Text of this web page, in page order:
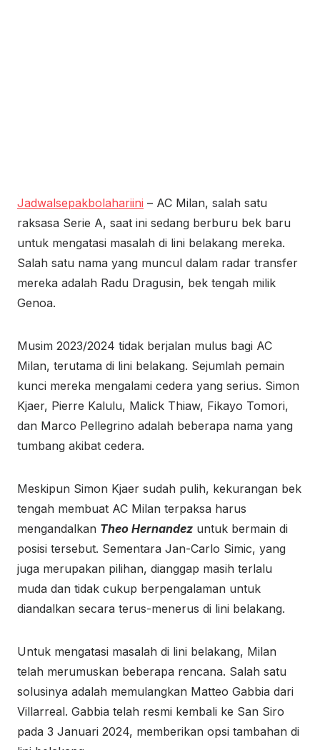
Jadwalsepakbolahariini – AC Milan, salah satu
raksasa Serie A, saat ini sedang berburu bek baru
untuk mengatasi masalah di lini belakang mereka.
Salah satu nama yang muncul dalam radar transfer
mereka adalah Radu Dragusin, bek tengah milik
Genoa.
Musim 2023/2024 tidak berjalan mulus bagi AC
Milan, terutama di lini belakang. Sejumlah pemain
kunci mereka mengalami cedera yang serius. Simon
Kjaer, Pierre Kalulu, Malick Thiaw, Fikayo Tomori,
dan Marco Pellegrino adalah beberapa nama yang
tumbang akibat cedera.
Meskipun Simon Kjaer sudah pulih, kekurangan bek
tengah membuat AC Milan terpaksa harus
mengandalkan Theo Hernandez untuk bermain di
posisi tersebut. Sementara Jan-Carlo Simic, yang
juga merupakan pilihan, dianggap masih terlalu
muda dan tidak cukup berpengalaman untuk
diandalkan secara terus-menerus di lini belakang.
Untuk mengatasi masalah di lini belakang, Milan
telah merumuskan beberapa rencana. Salah satu
solusinya adalah memulangkan Matteo Gabbia dari
Villarreal. Gabbia telah resmi kembali ke San Siro
pada 3 Januari 2024, memberikan opsi tambahan di